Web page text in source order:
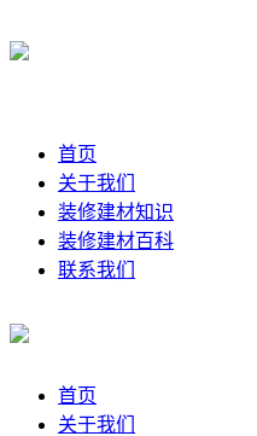
首页
关于我们
装修建材知识
装修建材百科
联系我们
首页
关于我们